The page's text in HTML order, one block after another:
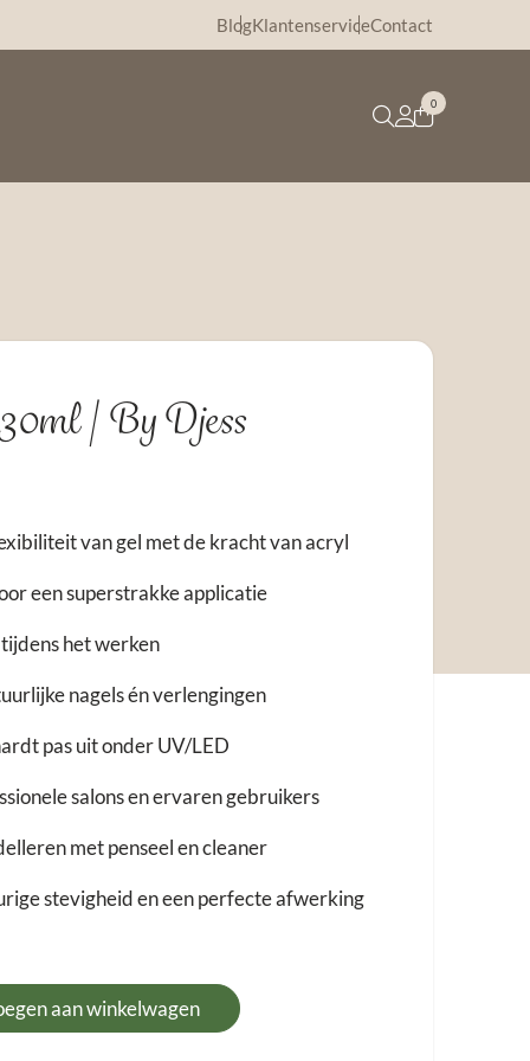
BlogKlantenserviceContact
0
| By Djess
van gel met de kracht van acryl
een superstrakke applicatie
het werken
nagels én verlengingen
pas uit onder UV/LED
salons en ervaren gebruikers
met penseel en cleaner
stevigheid en een perfecte afwerking
aan winkelwagen